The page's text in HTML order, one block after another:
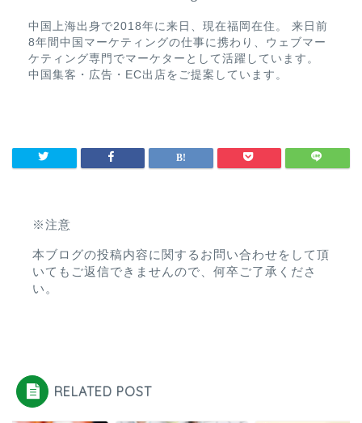
中国上海出身で2018年に来日、現在福岡在住。 来日前
8年間中国マーケティングの仕事に携わり、ウェブマー
ケティング専門でマーケターとして活躍しています。
中国集客・広告・EC出店をご提案しています。
※注意
本ブログの投稿内容に関するお問い合わせをして頂
いてもご返信できませんので、何卒ご了承くださ
い。
RELATED POST